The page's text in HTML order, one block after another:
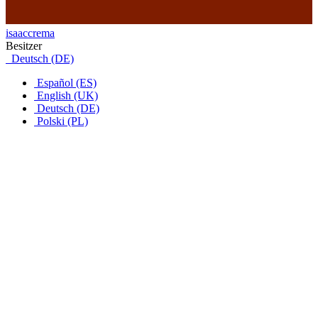
isaaccrema
Besitzer
Deutsch (DE)
Español (ES)
English (UK)
Deutsch (DE)
Polski (PL)